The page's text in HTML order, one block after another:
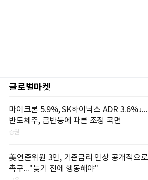
글로벌마켓
마이크론 5.9%, SK하이닉스 ADR 3.6%↓...
반도체주, 급반등에 따른 조정 국면
증권
美연준위원 3인, 기준금리 인상 공개적으로
촉구..."늦기 전에 행동해야"